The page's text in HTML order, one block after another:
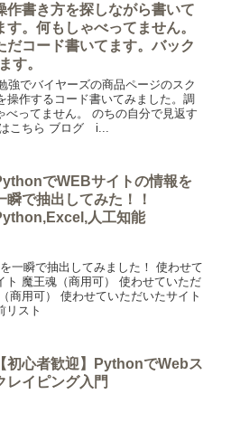
作書き方を探しながら書いて
す。何もしゃべってません。
だコード書いてます。バック
す。
強でバイヤーズの商品ページのスク
操作するコード書いてみました。調
べってません。 のちの自分で見返す
こちら ブログ i...
でWEBサイトの情報を
瞬で抽出してみた！！
人工知能
一瞬で抽出してみました！ 使わせて
ト 魔王魂（商用可） 使わせていただ
商用可） 使わせていただいたサイト
スト
【初心者歓迎】PythonでWebス
レイピング入門